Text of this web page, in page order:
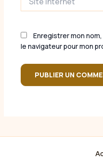
Internet
Enregistrer mon
le navigateur pour mon